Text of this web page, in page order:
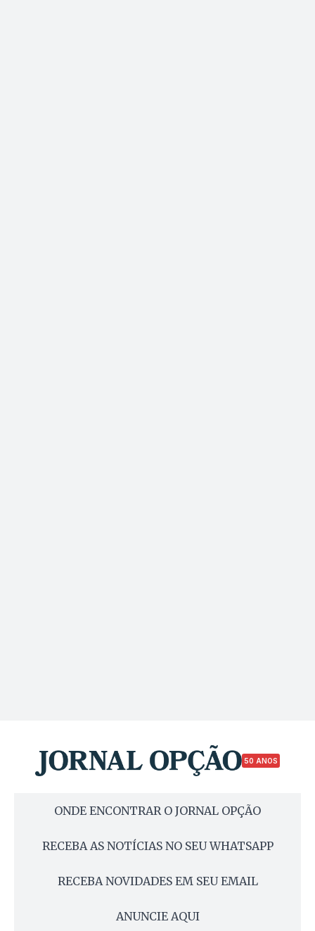
50 ANOS
ONDE ENCONTRAR O JORNAL OPÇÃO
RECEBA AS NOTÍCIAS NO SEU WHATSAPP
RECEBA NOVIDADES EM SEU EMAIL
ANUNCIE AQUI